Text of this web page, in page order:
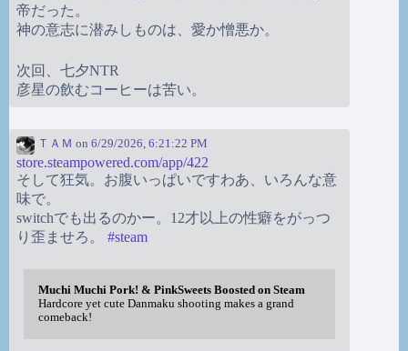
帝だった。
神の意志に潜みしものは、愛か憎悪か。
次回、七夕NTR
彦星の飲むコーヒーは苦い。
ＴＡＭ on 6/29/2026, 6:21:22 PM
store.steampowered.com/app/422
そして狂気。お腹いっぱいですわあ、いろんな意
味で。
switchでも出るのかー。12才以上の性癖をがっつ
り歪ませろ。 #steam
Muchi Muchi Pork! & PinkSweets Boosted on Steam
Hardcore yet cute Danmaku shooting makes a grand
comeback!